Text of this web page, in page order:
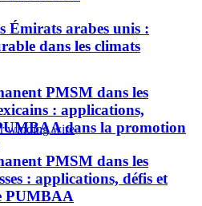
Émirats arabes unis :
dans les climats
PMSM dans les
: applications,
dans la promotion
PMSM dans les
: applications, défis et
PUMBAA